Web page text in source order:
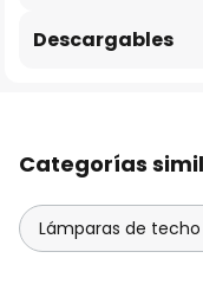
Descargables
Categorías
Lámparas de